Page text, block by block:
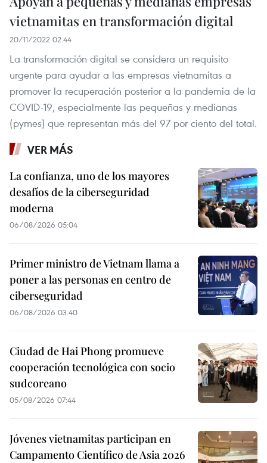
vietnamitas en transformación digital
20/11/2022 02:44
La transformación digital se considera un requisito
urgente para ayudar a las empresas vietnamitas a
promover la recuperación posterior a la pandemia de la
COVID-19, especialmente las pequeñas y medianas
(pymes) que representan más del 97 por ciento del total.
VER MÁS
La confianza, uno de los mayores
desafíos de la ciberseguridad
moderna
06/08/2026 05:04
Primer ministro de Vietnam llama a
poner a las personas en centro de
ciberseguridad
06/08/2026 03:40
Ciudad de Hai Phong promueve
cooperación tecnológica con socio
sudcoreano
05/08/2026 07:44
Jóvenes vietnamitas participan en
Campamento Científico de Asia 2026